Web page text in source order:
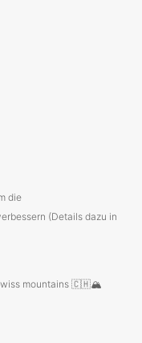
die
(Details dazu in
mountains 🇨🇭🏔